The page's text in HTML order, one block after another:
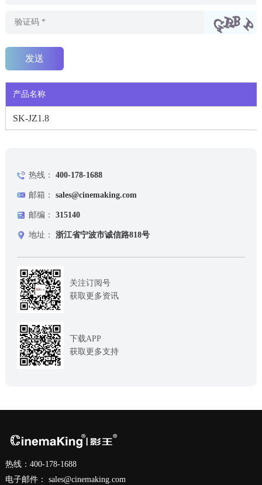
产品名称
SK-JZ1.8
热线： 400-178-1688
邮箱： sales@cinemaking.com
邮编： 315140
地址： 浙江省宁波市诚信路818号
关注订阅号
获取更多资讯
下载APP
获取更多支持
热线：400-178-1688
电子邮件： sales@cinemaking.com